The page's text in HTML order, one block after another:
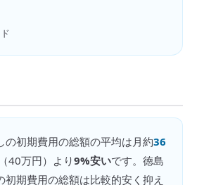
の初期費用の総額の平均は月約36
40万円）より9%安いです。 徳島
初期費用の総額は比較的安く抑え